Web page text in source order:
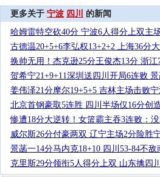
更多关于 宁波 四川
的新闻
哈姆雷特空砍40分 宁波6人得分上双主
古德温20+5+6李弘权13+2+2 上海36分
换帅无用！杰克逊25分王俊杰13分 浙江
贺希宁21+9+11深圳送四川开局6连败
姜伟泽21分摩尔19+5+5 吉林主场击败
北京首钢豪取5连胜 四川半场仅16分创
惨遭18分大逆转！女篮霸主吞3连败：
威尔斯26分付豪两双 辽宁主场2分险胜
景菡一14分马内克18+10 四川53-84不敌
克里斯29分领衔5人得分上双 山东擒四